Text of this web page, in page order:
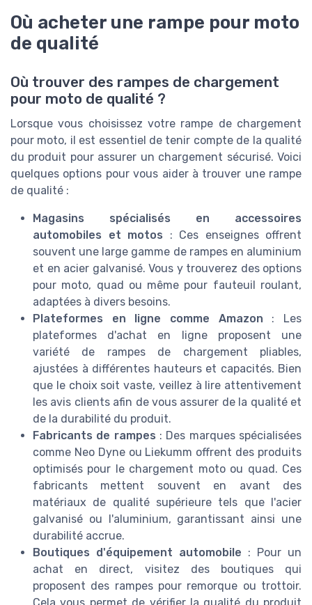
Où acheter une rampe pour moto
de qualité
Où trouver des rampes de chargement
pour moto de qualité ?
Lorsque vous choisissez votre rampe de chargement
pour moto, il est essentiel de tenir compte de la qualité
du produit pour assurer un chargement sécurisé. Voici
quelques options pour vous aider à trouver une rampe
de qualité :
Magasins spécialisés en accessoires
automobiles et motos : Ces enseignes offrent
souvent une large gamme de rampes en aluminium
et en acier galvanisé. Vous y trouverez des options
pour moto, quad ou même pour fauteuil roulant,
adaptées à divers besoins.
Plateformes en ligne comme Amazon : Les
plateformes d'achat en ligne proposent une
variété de rampes de chargement pliables,
ajustées à différentes hauteurs et capacités. Bien
que le choix soit vaste, veillez à lire attentivement
les avis clients afin de vous assurer de la qualité et
de la durabilité du produit.
Fabricants de rampes : Des marques spécialisées
comme Neo Dyne ou Liekumm offrent des produits
optimisés pour le chargement moto ou quad. Ces
fabricants mettent souvent en avant des
matériaux de qualité supérieure tels que l'acier
galvanisé ou l'aluminium, garantissant ainsi une
durabilité accrue.
Boutiques d'équipement automobile : Pour un
achat en direct, visitez des boutiques qui
proposent des rampes pour remorque ou trottoir.